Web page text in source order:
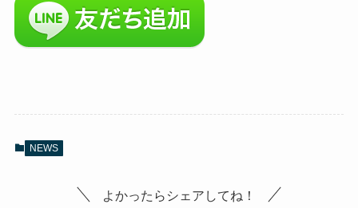
NEWS
よかったらシェアしてね！